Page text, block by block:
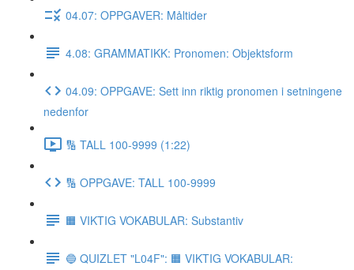
04.07: OPPGAVER: Måltider
4.08: GRAMMATIKK: Pronomen: Objektsform
04.09: OPPGAVE: Sett inn riktig pronomen i setningene
nedenfor
🔢 TALL 100-9999 (1:22)
🔢 OPPGAVE: TALL 100-9999
🟧 VIKTIG VOKABULAR: Substantiv
🔵 QUIZLET "L04F": 🟧 VIKTIG VOKABULAR: